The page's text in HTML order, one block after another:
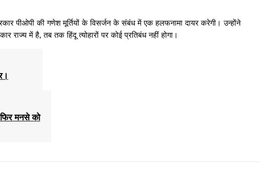
पीओपी की गणेश मूर्तियों के विसर्जन के संबंध में एक हलफनामा दायर करेगी। उन्होंने
में है, तब तक हिंदू त्योहारों पर कोई प्रतिबंध नहीं होगा।
फिर मनसे को